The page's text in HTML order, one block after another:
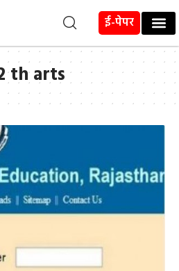
ई-पेपर
th arts